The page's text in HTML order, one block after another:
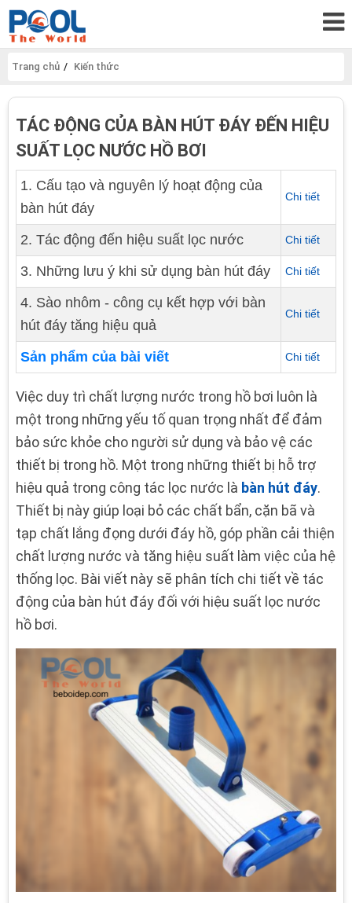
Trang chủ Kiến thức
TÁC ĐỘNG CỦA BÀN HÚT ĐÁY ĐẾN HIỆU
SUẤT LỌC NƯỚC HỒ BƠI
1. Cấu tạo và nguyên lý hoạt động của
bàn hút đáy
Chi tiết
2. Tác động đến hiệu suất lọc nước Chi tiết
3. Những lưu ý khi sử dụng bàn hút đáy Chi tiết
4. Sào nhôm - công cụ kết hợp với bàn
hút đáy tăng hiệu quả
Chi tiết
Sản phẩm của bài viết Chi tiết
Việc duy trì chất lượng nước trong hồ bơi luôn là
một trong những yếu tố quan trọng nhất để đảm
bảo sức khỏe cho người sử dụng và bảo vệ các
thiết bị trong hồ. Một trong những thiết bị hỗ trợ
hiệu quả trong công tác lọc nước là bàn hút đáy.
Thiết bị này giúp loại bỏ các chất bẩn, cặn bã và
tạp chất lắng đọng dưới đáy hồ, góp phần cải thiện
chất lượng nước và tăng hiệu suất làm việc của hệ
thống lọc. Bài viết này sẽ phân tích chi tiết về tác
động của bàn hút đáy đối với hiệu suất lọc nước
hồ bơi.